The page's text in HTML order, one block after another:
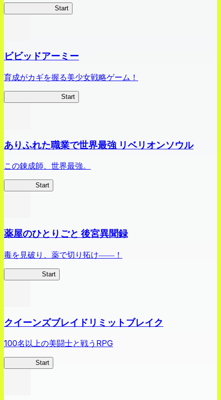
Start
ビビッドアーミー
育成がカギを握る美少女戦略ゲーム！
Start
ありふれた職業で世界最強 リベリオンソウル
この錬成師、世界最強。
Start
薬屋のひとりごと 後宮異聞録
毒を見破り、薬で切り拓け――！
Start
クイーンズブレイドリミットブレイク
100名以上の美闘士と戦うRPG
Start